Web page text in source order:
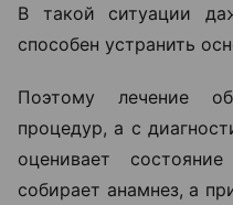
В такой ситуации
способен устранить
Поэтому лечение
процедур, а с
оценивает
собирает анамнез, а